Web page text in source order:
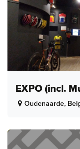
EXPO (incl.
Oudenaarde,